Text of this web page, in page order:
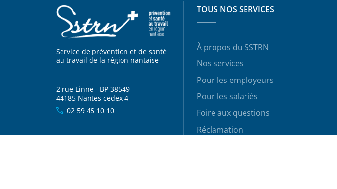
Service de prévention et de santé
au travail de la région nantaise
2 rue Linné - BP 38549
44185 Nantes cedex 4
02 59 45 10 10
TOUS NOS SERVICES
À propos du SSTRN
Nos services
Pour les employeurs
Pour les salariés
Foire aux questions
Réclamation